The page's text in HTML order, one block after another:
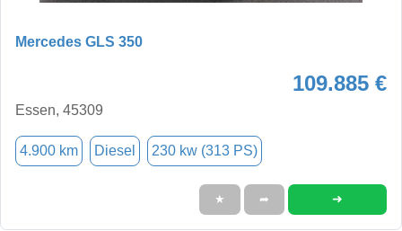
Mercedes GLS 350
109.885 €
Essen, 45309
4.900 km Diesel 230 kw (313 PS)
★ ➦ ➜